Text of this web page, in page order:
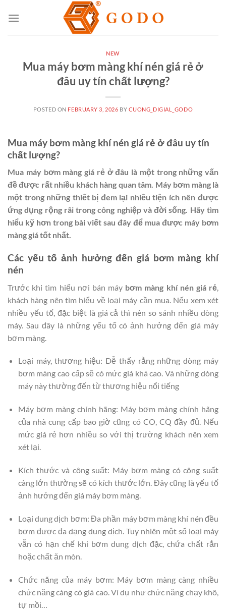
NEW
Mua máy bơm màng khí nén giá rẻ ở
đâu uy tín chất lượng?
POSTED ON FEBRUARY 3, 2026 BY CUONG_DIGIAL_GODO
Mua máy bơm màng khí nén giá rẻ ở đâu uy tín
chất lượng?
Mua máy bơm màng giá rẻ ở đâu là một trong những vấn
đề được rất nhiều khách hàng quan tâm. Máy bơm màng là
một trong những thiết bị đem lại nhiều tiện ích nên được
ứng dụng rộng rãi trong công nghiệp và đời sống. Hãy tìm
hiểu kỹ hơn trong bài viết sau đây để mua được máy bơm
màng giá tốt nhất.
Các yếu tố ảnh hưởng đến giá bơm màng khí
nén
Trước khi tìm hiểu nơi bán máy bơm màng khí nén giá rẻ
khách hàng nên tìm hiểu về loại máy cần mua. Nếu xem xét
nhiều yếu tố, đặc biệt là giá cả thì nên so sánh nhiều dòng
máy. Sau đây là những yếu tố có ảnh hưởng đến giá máy
bơm màng.
Loại máy, thương hiệu: Dễ thấy rằng những dòng máy
bơm màng cao cấp sẽ có mức giá khá cao. Và những dòng
máy này thường đến từ thương hiệu nổi tiếng
Máy bơm màng chính hãng: Máy bơm màng chính hãng
của nhà cung cấp bao giờ cũng có CO, CQ đầy đủ. Nếu
mức giá rẻ hơn nhiều so với thị trường khách nên xem
xét lại.
Kích thước và công suất: Máy bơm màng có công suất
càng lớn thường sẽ có kích thước lớn. Đây cũng là yếu tố
ảnh hưởng đến giá máy bơm màng.
Loại dung dịch bơm: Đa phần máy bơm màng khí nén đều
bơm được đa dạng dung dịch. Tuy nhiên một số loại máy
vẫn có hạn chế khi bơm dung dịch đặc, chứa chất rắn
hoặc chất ăn mòn.
Chức năng của máy bơm: Máy bơm màng càng nhiều
chức năng càng có giá cao. Ví dụ như chức năng chạy khô,
tự mồi…